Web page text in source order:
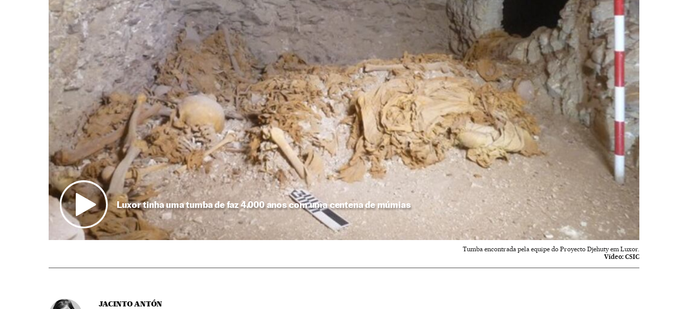
Luxor tinha uma tumba de faz 4.000 anos com uma centena de múmias
Tumba encontrada pela equipe do Proyecto Djehuty em Luxor.
Vídeo: CSIC
JACINTO ANTÓN